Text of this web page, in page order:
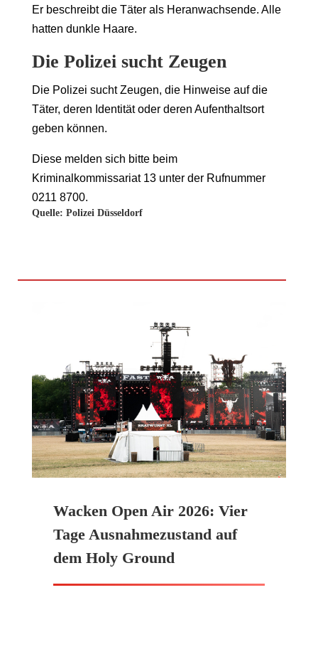
Er beschreibt die Täter als Heranwachsende. Alle
hatten dunkle Haare.
Die Polizei sucht Zeugen
Die Polizei sucht Zeugen, die Hinweise auf die
Täter, deren Identität oder deren Aufenthaltsort
geben können.
Diese melden sich bitte beim
Kriminalkommissariat 13 unter der Rufnummer
0211 8700.
Quelle: Polizei Düsseldorf
Wacken Open Air 2026: Vier
Tage Ausnahmezustand auf
dem Holy Ground